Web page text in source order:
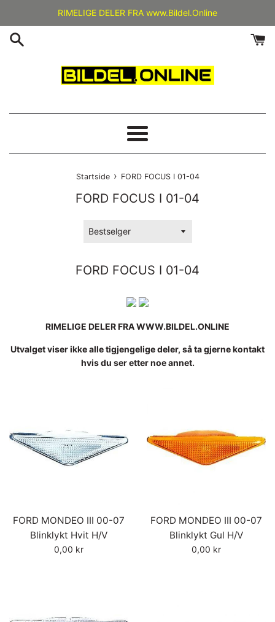
innholdet
RIMELIGE DELER FRA www.Bildel.Online
Meny
Startside › FORD FOCUS I 01-04
FORD FOCUS I 01-04
Sorter
FORD FOCUS I 01-04
RIMELIGE DELER FRA WWW.BILDEL.ONLINE
Utvalget viser ikke alle tigjengelige deler, så ta gjerne kontakt
hvis du ser etter noe annet.
FORD MONDEO III 00-07
Blinklykt Hvit H/V
Vanlig
0,00 kr
FORD MONDEO III 00-07
Blinklykt Gul H/V
Vanlig
0,00 kr